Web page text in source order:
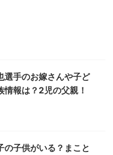
選手のお嫁さんや子ど
情報は？2児の父親！
の子供がいる？まこと